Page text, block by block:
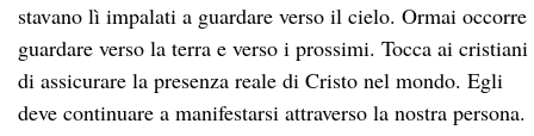
stavano lì impalati a guardare verso il cielo. Ormai occorre
guardare verso la terra e verso i prossimi. Tocca ai cristiani
di assicurare la presenza reale di Cristo nel mondo. Egli
deve continuare a manifestarsi attraverso la nostra persona.